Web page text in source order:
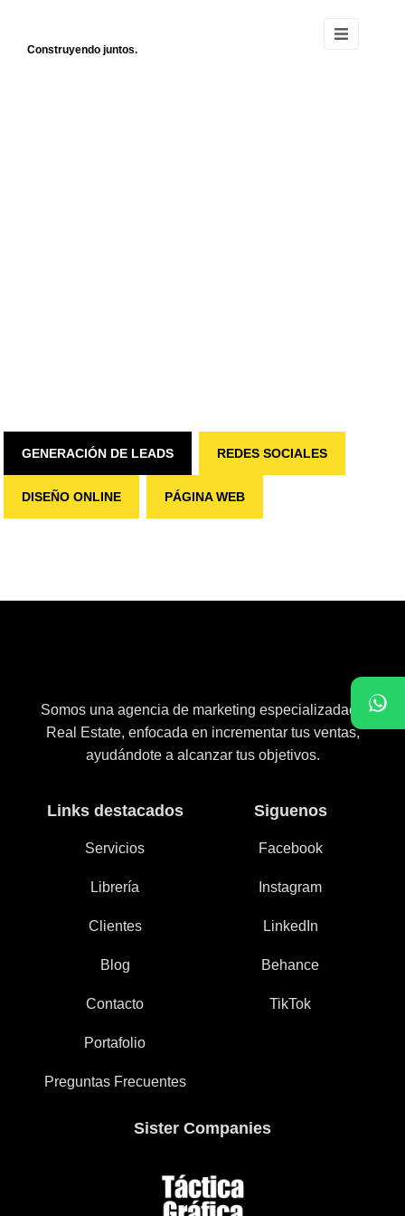
Construyendo juntos.
GENERACIÓN DE LEADS REDES SOCIALES
DISEÑO ONLINE PÁGINA WEB
Somos una agencia de marketing especializadaen
Real Estate, enfocada en incrementar tus ventas,
ayudándote a alcanzar tus objetivos.
Links destacados
Servicios
Librería
Clientes
Blog
Contacto
Portafolio
Preguntas Frecuentes
Siguenos
Facebook
Instagram
LinkedIn
Behance
TikTok
Sister Companies